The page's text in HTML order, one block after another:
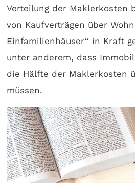
Verteilung der Maklerkosten
von Kaufverträgen über
Einfamilienhäuser“ in Kraft
unter anderem, dass
die Hälfte der Maklerkosten
müssen.